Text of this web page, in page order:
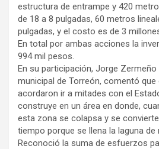
estructura de entrampe y 420
de 18 a 8 pulgadas, 60 metros
pulgadas, y el costo es de 3
En total por ambas acciones la
994 mil pesos.
En su participación, Jorge
municipal de Torreón, comentó
acordaron ir a mitades con el
construye en un área en donde,
esta zona se colapsa y se
tiempo porque se llena la laguna de
Reconoció la suma de esfuerzos